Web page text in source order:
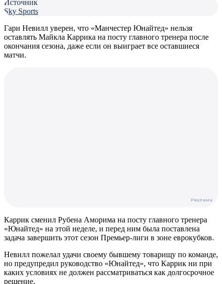
Источник
Sky Sports
Гари Невилл уверен, что «Манчестер Юнайтед» нельзя
оставлять Майкла Каррика на посту главного тренера после
окончания сезона, даже если он выиграет все оставшиеся
матчи.
Каррик сменил Рубена Аморима на посту главного тренера
«Юнайтед» на этой неделе, и перед ним была поставлена
задача завершить этот сезон Премьер-лиги в зоне еврокубков.
Невилл пожелал удачи своему бывшему товарищу по команде,
но предупредил руководство «Юнайтед», что Каррик ни при
каких условиях не должен рассматриваться как долгосрочное
решение.